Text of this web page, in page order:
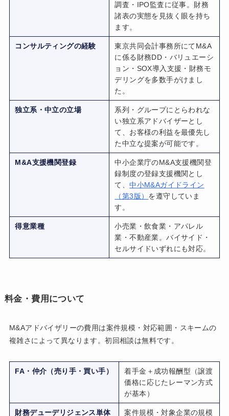
調査・IPO監査に従事。財務
諸表の実態を見抜く眼を持ち
ます。
コンサルティングの経験
東京共同会計事務所にてM&A
に係る財務DD・バリュエーシ
ョン・SOX導入支援・財務モ
デリングを多数手がけまし
た。
独立系・中立の立場
系列・グループにとらわれな
い独立系アドバイザーとし
て、お客様の利益を最優先し
た中立な提案が可能です。
M&A支援機関登録
中小企業庁のM&A支援機関登
録制度の登録支援機関とし
て、中小M&Aガイドライン
（第3版） を遵守していま
す。
得意業種
小売業・飲食業・アパレル
業・不動産業。バイサイド・
セルサイドいずれにも対応。
料金・費用について
M&Aアドバイザリーの費用は案件規模・対応範囲・スキームの
複雑さによって異なります。初回相談は無料です。
FA・仲介（売り手・買い手）
着手金＋成功報酬型（譲渡
価格に応じたレーマン方式
が基本）
財務デューデリジェンス単体 案件規模・対象企業の規模